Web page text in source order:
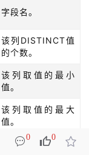
字段名。
该列DISTINCT值
的个数。
该列取值的最小
值。
该列取值的最大
值。
该列的密度。
0 0